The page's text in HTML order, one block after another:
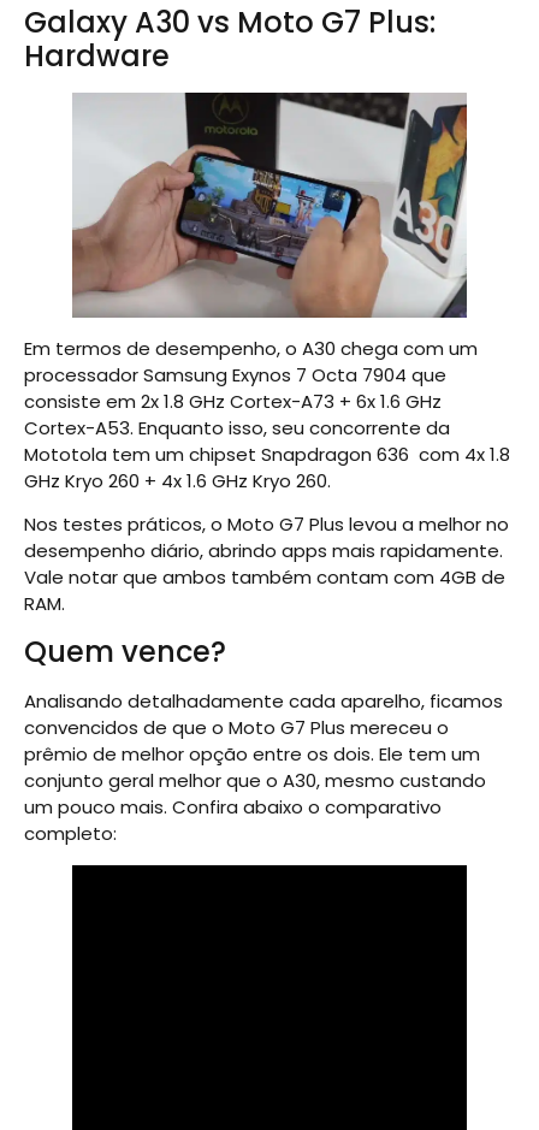
Galaxy A30 vs Moto G7 Plus:
Hardware
Em termos de desempenho, o A30 chega com um
processador Samsung Exynos 7 Octa 7904 que
consiste em 2x 1.8 GHz Cortex-A73 + 6x 1.6 GHz
Cortex-A53. Enquanto isso, seu concorrente da
Mototola tem um chipset Snapdragon 636 com 4x 1.8
GHz Kryo 260 + 4x 1.6 GHz Kryo 260.
Nos testes práticos, o Moto G7 Plus levou a melhor no
desempenho diário, abrindo apps mais rapidamente.
Vale notar que ambos também contam com 4GB de
RAM.
Quem vence?
Analisando detalhadamente cada aparelho, ficamos
convencidos de que o Moto G7 Plus mereceu o
prêmio de melhor opção entre os dois. Ele tem um
conjunto geral melhor que o A30, mesmo custando
um pouco mais. Confira abaixo o comparativo
completo: